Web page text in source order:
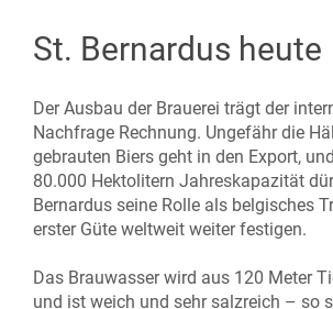
St. Bernardus heute
Der Ausbau der Brauerei trägt der
Nachfrage Rechnung. Ungefähr die
gebrauten Biers geht in den Export,
80.000 Hektolitern Jahreskapazität
Bernardus seine Rolle als belgisches
erster Güte weltweit weiter festigen.
Das Brauwasser wird aus 120 Meter
und ist weich und sehr salzreich – so